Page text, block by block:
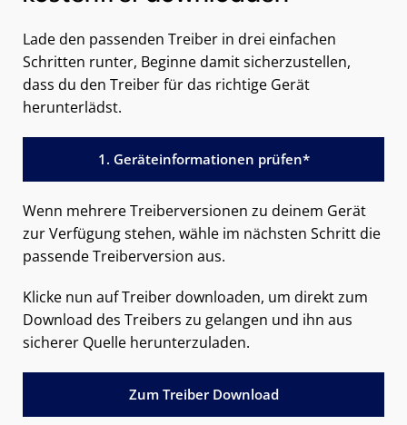
Lade den passenden Treiber in drei einfachen
Schritten runter, Beginne damit sicherzustellen,
dass du den Treiber für das richtige Gerät
herunterlädst.
1. Geräteinformationen prüfen*
Wenn mehrere Treiberversionen zu deinem Gerät
zur Verfügung stehen, wähle im nächsten Schritt die
passende Treiberversion aus.
Klicke nun auf Treiber downloaden, um direkt zum
Download des Treibers zu gelangen und ihn aus
sicherer Quelle herunterzuladen.
Zum Treiber Download